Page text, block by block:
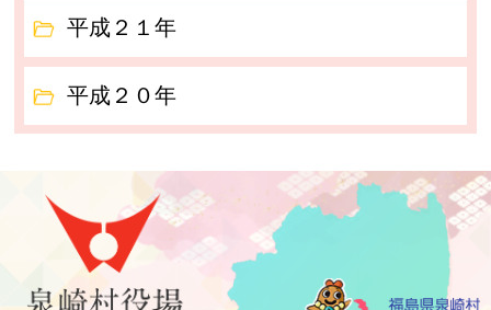
平成２１年
平成２０年
泉崎村